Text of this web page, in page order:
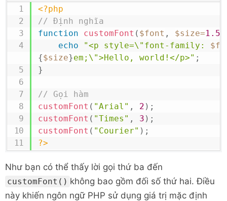
<?php
// Định nghĩa
function
customFont ( $font , $size=1.5
echo
"<p style=\"font-family:
{$size}em;\">Hello, world!</p>" ;
}
// Gọi hàm
customFont ( "Arial" , 2 ) ;
customFont ( "Times" , 3 ) ;
customFont ( "Courier" ) ;
?>
Như bạn có thể thấy lời gọi thứ ba đến
customFont() không bao gồm đối số thứ hai. Điều
này khiến ngôn ngữ PHP sử dụng giá trị mặc định